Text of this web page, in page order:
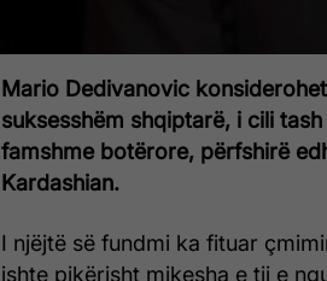
Mario Dedivanovic
suksesshëm shqiptarë, i cili
famshme botërore, përfshirë
Kardashian.
I njëjtë së fundmi ka fituar
ishte pikërisht mikesha e tij e